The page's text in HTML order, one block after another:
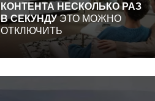
КОНТЕНТА НЕСКОЛЬКО РАЗ
В СЕКУНДУЭТО МОЖНО
ОТКЛЮЧИТЬ